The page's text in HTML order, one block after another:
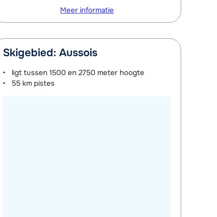
Meer informatie
Skigebied: Aussois
ligt tussen1500 en 2750 meter hoogte
55 km pistes